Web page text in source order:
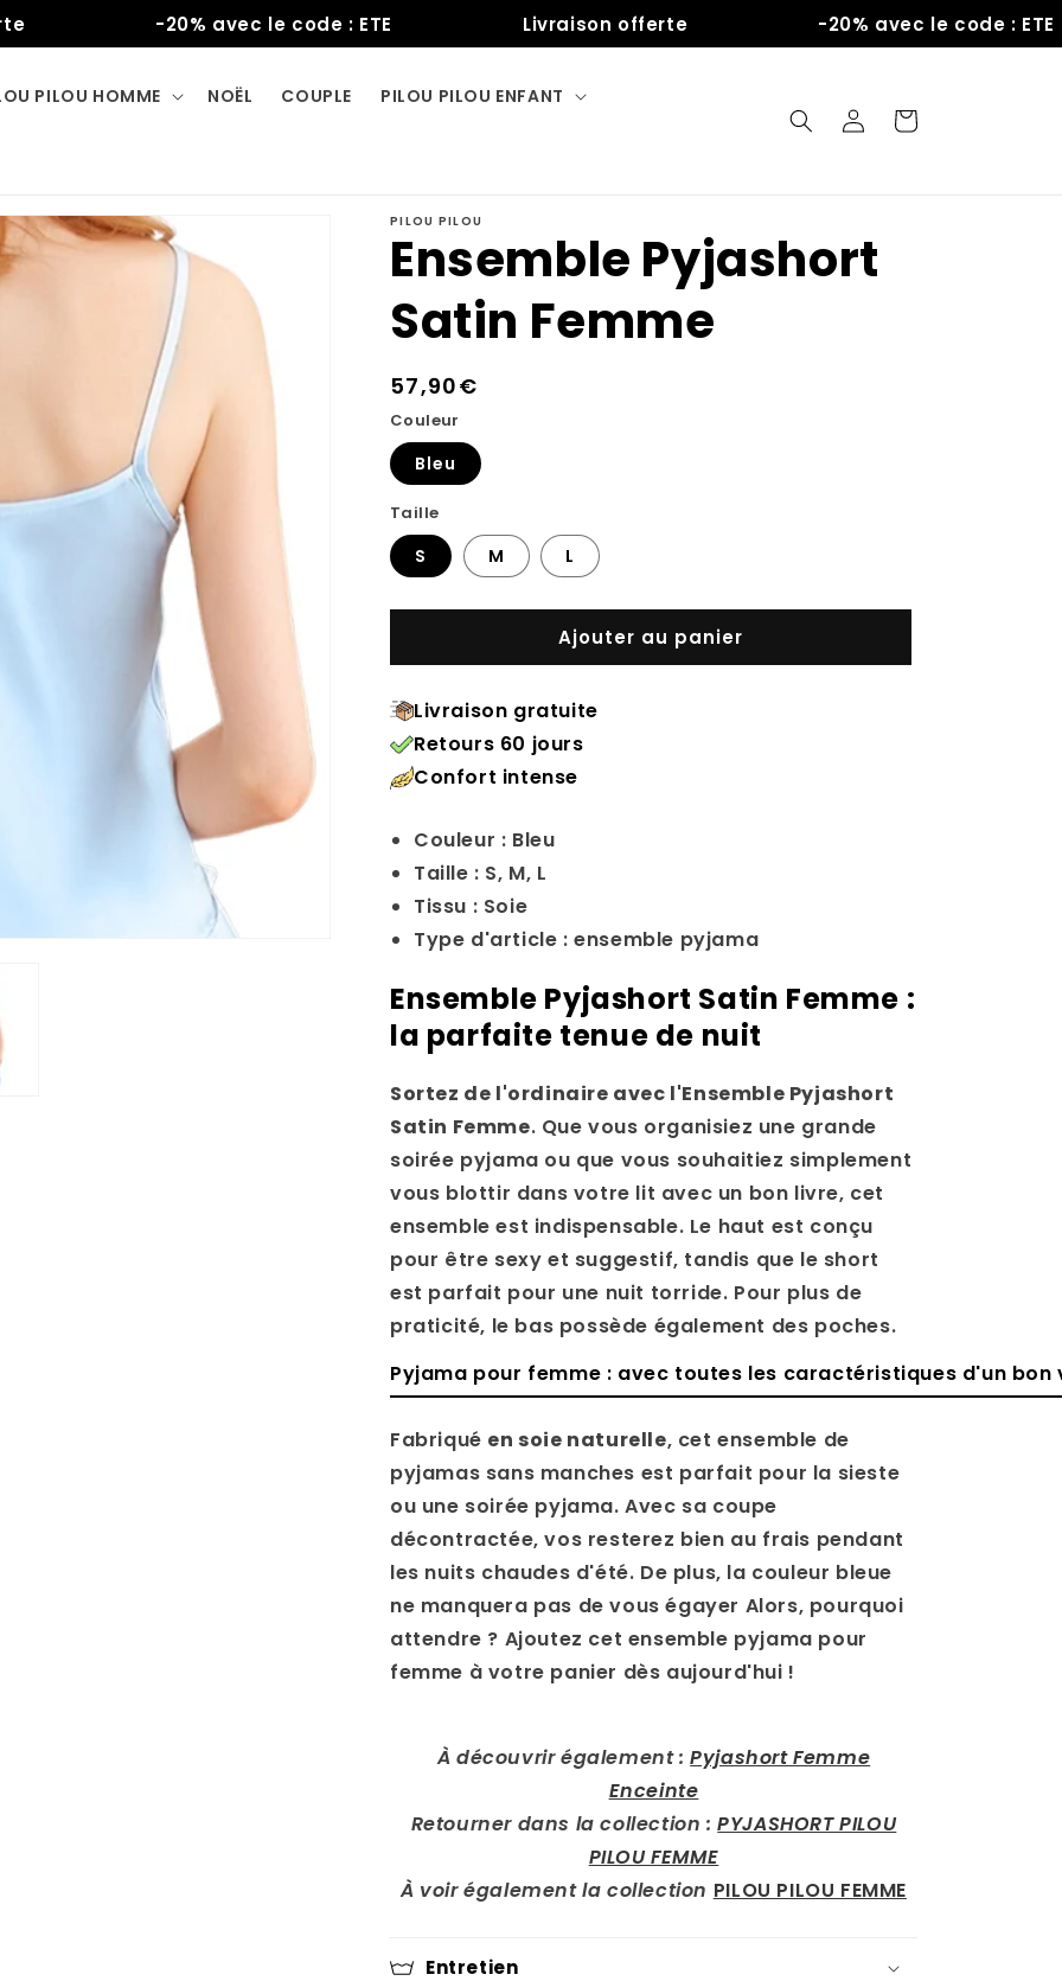
-20% avec le code : ETE Livraison offerte -20% avec le code : ETE
PILOU HOMME NOËL COUPLE PILOU PILOU ENFANT
ConnexionPanier
PILOU PILOU
Ensemble Pyjashort
Satin Femme
Prix
habituel
57,90€
Couleur
Bleu
Taille
S M L
Ajouter au panier
Livraison gratuite
Retours 60 jours
Confort intense
Couleur : Bleu
Taille : S, M, L
Tissu : Soie
Type d'article : ensemble pyjama
Ensemble Pyjashort Satin Femme :
la parfaite tenue de nuit
Sortez de l'ordinaire avec l'Ensemble Pyjashort
Satin Femme. Que vous organisiez une grande
soirée pyjama ou que vous souhaitiez simplement
vous blottir dans votre lit avec un bon livre, cet
ensemble est indispensable. Le haut est conçu
pour être sexy et suggestif, tandis que le short
est parfait pour une nuit torride. Pour plus de
praticité, le bas possède également des poches.
Pyjama pour femme : avec toutes les caractéristiques d'un
Fabriqué en soie naturelle, cet ensemble de
pyjamas sans manches est parfait pour la sieste
ou une soirée pyjama. Avec sa coupe
décontractée, vos resterez bien au frais pendant
les nuits chaudes d'été. De plus, la couleur bleue
ne manquera pas de vous égayer Alors, pourquoi
attendre ? Ajoutez cet ensemble pyjama pour
femme à votre panier dès aujourd'hui !
À découvrir également :Pyjashort Femme
Enceinte
Retourner dans la collection :PYJASHORT PILOU
PILOU FEMME
À voir également la collection PILOU PILOU FEMME
Entretien